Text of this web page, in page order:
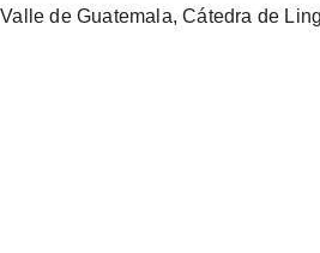
de Guatemala, Cátedra de